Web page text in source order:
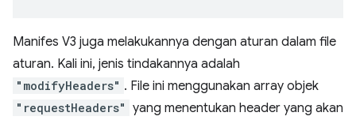
Manifes V3 juga melakukannya dengan aturan dalam file
aturan. Kali ini, jenis tindakannya adalah
"modifyHeaders" . File ini menggunakan array objek
"requestHeaders" yang menentukan header yang akan